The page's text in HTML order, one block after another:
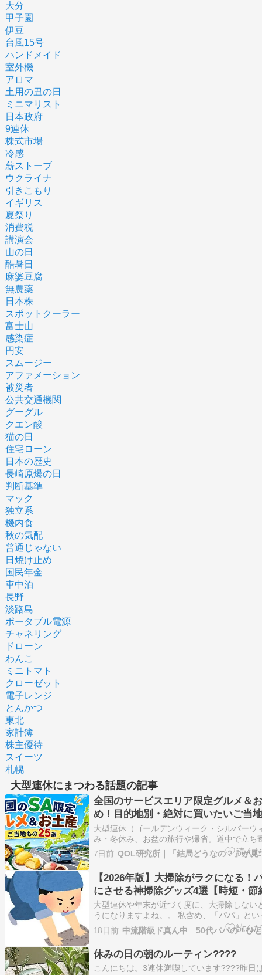
大分
甲子園
伊豆
台風15号
ハンドメイド
室外機
アロマ
土用の丑の日
ミニマリスト
日本政府
9連休
株式市場
冷感
薪ストーブ
ウクライナ
引きこもり
イギリス
夏祭り
消費税
講演会
山の日
酷暑日
麻婆豆腐
無農薬
日本株
スポットクーラー
富士山
感染症
円安
スムージー
アファメーション
被災者
公共交通機関
グーグル
クエン酸
猫の日
住宅ローン
日本の歴史
長崎原爆の日
判断基準
マック
独立系
機内食
秋の気配
普通じゃない
日焼け止め
国民年金
車中泊
長野
淡路島
ポータブル電源
チャネリング
ドローン
わんこ
ミニトマト
クローゼット
電子レンジ
とんかつ
東北
家計簿
株主優待
スイーツ
札幌
大型連休にまつわる話題の記事
全国のサービスエリア限定グルメ＆
め！目的地別・絶対に買いたいご当
大型連休（ゴールデンウィーク・シルバーウ
み・冬休み、お盆の旅行や帰省。道中で立ち
リア・パーキングエリア（SA・PA）には、
買えない限定商品がたくさんあります。 有
も…
7日前
【2026年版】大掃除がラクになる！
にさせる神掃除グッズ4選【時短・節
大型連休や年末が近づく度に、大掃除しない
うになりますよね。。 私含め、「パパ」と
除が大嫌い。 「パパにも手伝ってほしいの
いてくれない…」 そんな悩みを抱えているマ
はないでしょうか。 そこで、私が夢中にな
しまった「…
18日前 中流階級ド真ん中 50代パパの「ひ
休みの日の朝のルーティン????
こんにちは。3連休満喫しています????昨日